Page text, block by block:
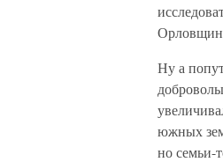
Ну а
южных
но семьи-